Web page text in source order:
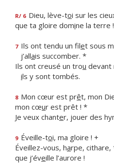
R/ 6 Dieu, lève-toi sur les
que ta gloire domine la terre !
7 Ils ont tendu un filet sous
j’allais succomber. *
Ils ont creusé un trou devant
ils y sont tombés.
8 Mon cœur est prêt, mon
mon cœur est prêt ! *
Je veux chanter, jouer des
9 Éveille-toi, ma gloire ! +
Éveillez-vous, harpe, cithare,
que j’éveille l’aurore !